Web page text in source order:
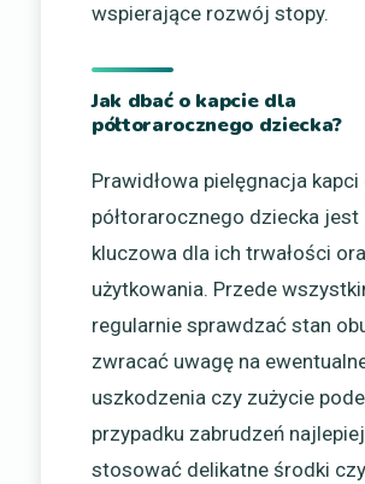
wspierające rozwój stopy.
Jak dbać o kapcie dla
półtorarocznego dziecka?
Prawidłowa pielęgnacja kapci
półtorarocznego dziecka jest
kluczowa dla ich trwałości
użytkowania. Przede
regularnie sprawdzać stan
zwracać uwagę na
uszkodzenia czy zużycie
przypadku zabrudzeń najlepiej
stosować delikatne środki